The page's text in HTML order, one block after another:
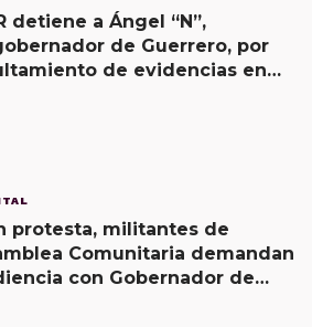
detiene a Ángel “N”,
de Guerrero, por
de evidencias en
protesta, militantes de
Comunitaria demandan
con Gobernador de